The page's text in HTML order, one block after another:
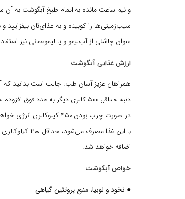
و نیم ساعت مانده به اتمام طبخ آبگوشت به آن
سیب‌زمینی‌ها را کوبیده و به غذای‌تان بیفزایید
عنوان چاشنی از آب‌لیمو و یا لیموعمانی نیز
ارزش غذایی آبگوشت
در صورت چرب بودن ۴۵۰
اضافه خواهد شد.
خواص آبگوشت
● نخود و لوبیا، منبع پروتئین گیاهی